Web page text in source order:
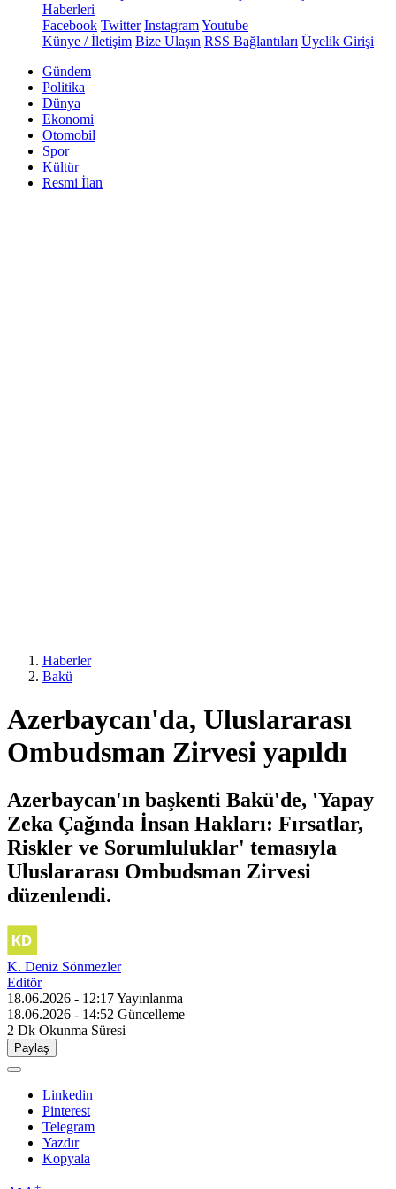
Haberleri
Facebook Twitter InstagramYoutube
Künye / İletişim Bize Ulaşın RSS Bağlantıları Üyelik Girişi
Gündem
Politika
Dünya
Ekonomi
Otomobil
Spor
Kültür
Resmi İlan
Haberler
Bakü
Azerbaycan'da, Uluslararası
Ombudsman Zirvesi yapıldı
Azerbaycan'ın başkenti Bakü'de, 'Yapay
Zeka Çağında İnsan Hakları: Fırsatlar,
Riskler ve Sorumluluklar' temasıyla
Uluslararası Ombudsman Zirvesi
düzenlendi.
K. Deniz Sönmezler
Editör
18.06.2026 - 12:17Yayınlanma
18.06.2026 - 14:52 Güncelleme
2 Dk Okunma Süresi
Paylaş
Linkedin
Pinterest
Telegram
Yazdır
Kopyala